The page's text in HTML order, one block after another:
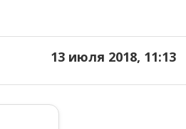
13 июля 2018, 11:13